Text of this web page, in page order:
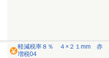
軽減税率８％ ４×２１mm 赤
増税04